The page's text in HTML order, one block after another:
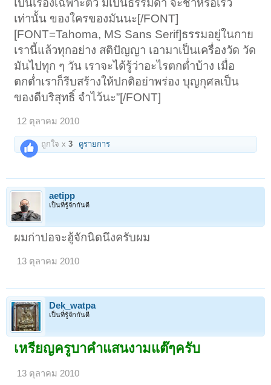
เท่านั้น ของใครของมันนะ[/FONT]
[FONT=Tahoma, MS Sans Serif]ธรรมอยู่ในกาย
เรานี้แล้วทุกอย่าง สติปัญญา เอามาเป็นเครื่องวัด วัด
มันไปทุก ๆ วัน เราจะได้รู้ว่าอะไรตกต่ำบ้าง เมื่อ
ตกต่ำเราก็รีบสร้างให้ปกติอย่าพร่อง บุญกุศลเป็น
ของดีบริสุทธิ์ จำไว้นะ”[/FONT]
12 ตุลาคม 2010
ถูกใจ x3 ดูรายการ
aetipp
เป็นที่รู้จักกันดี
ผมก่าปอจะฮู้จักนิดนึงครับผม
13 ตุลาคม 2010
Dek_watpa
เป็นที่รู้จักกันดี
เหรียญครูบาคำแสนงามแต๊ๆครับ
13 ตุลาคม 2010